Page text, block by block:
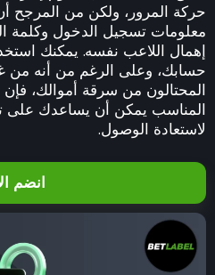
حركة المرور، ولكن من المرجح
معلومات تسجيل الدخول وكلمة
إهمال اللاعب نفسه. يمكنك
حسابك، وعلى الرغم من أنه من
المحتالون من سرقة أموالك، فإن
المناسب يمكن أن يساعدك على
لاستعادة الوصول.
انضم